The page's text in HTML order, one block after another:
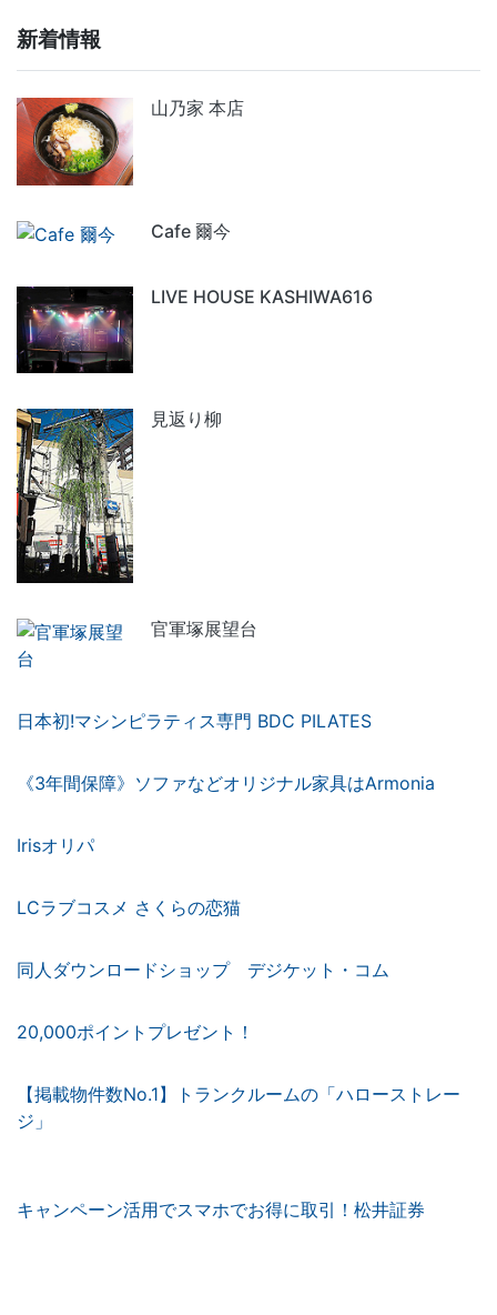
新着情報
山乃家 本店
Cafe 爾今
LIVE HOUSE KASHIWA616
見返り柳
官軍塚展望台
日本初!マシンピラティス専門 BDC PILATES
《3年間保障》ソファなどオリジナル家具はArmonia
Irisオリパ
LCラブコスメ さくらの恋猫
同人ダウンロードショップ デジケット・コム
20,000ポイントプレゼント！
【掲載物件数No.1】トランクルームの「ハローストレー
ジ」
キャンペーン活用でスマホでお得に取引！松井証券